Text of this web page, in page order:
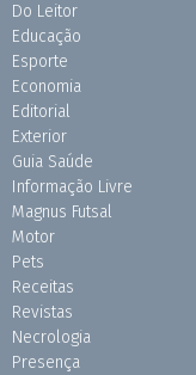
Do Leitor
Educação
Esporte
Economia
Editorial
Exterior
Guia Saúde
Informação Livre
Magnus Futsal
Motor
Pets
Receitas
Revistas
Necrologia
Presença